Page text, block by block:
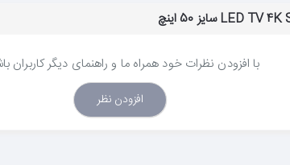
با افزودن نظرات خود همراه ما و راهنمای دیگر کاربران
افزودن نظر